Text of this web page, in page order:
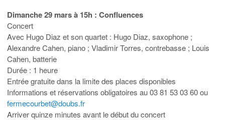
Dimanche 29 mars à 15h : Confluences
Concert
Avec Hugo Diaz et son quartet : Hugo Diaz, saxophone ;
Alexandre Cahen, piano ; Vladimir Torres, contrebasse ; Louis
Cahen, batterie
Durée : 1 heure
Entrée gratuite dans la limite des places disponibles
Informations et réservations obligatoires au 03 81 53 03 60 ou
fermecourbet@doubs.fr
Arriver quinze minutes avant le début du concert